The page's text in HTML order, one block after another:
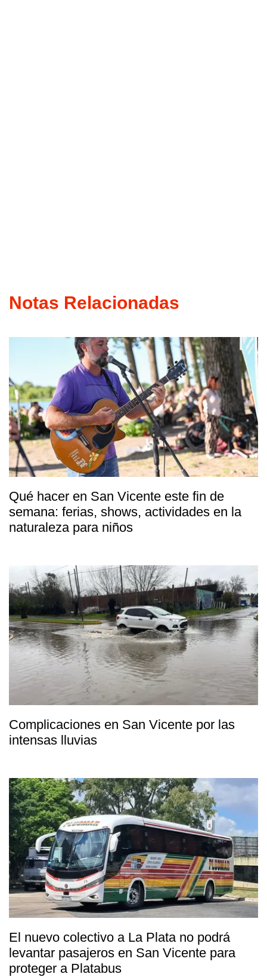
Notas Relacionadas
Qué hacer en San Vicente este fin de
semana: ferias, shows, actividades en la
naturaleza para niños
Complicaciones en San Vicente por las
intensas lluvias
El nuevo colectivo a La Plata no podrá
levantar pasajeros en San Vicente para
proteger a Platabus